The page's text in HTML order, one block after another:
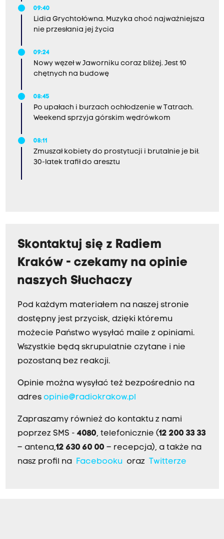
09:40
Lidia Grychtołówna. Muzyka choć najważniejsza
nie przesłania jej życia
09:24
Nowy węzeł w Jaworniku coraz bliżej. Jest 10
chętnych na budowę
08:45
Po upałach i burzach ochłodzenie w Tatrach.
Weekend sprzyja górskim wędrówkom
08:11
Zmuszał kobiety do prostytucji i brutalnie je bił.
30-latek trafił do aresztu
Skontaktuj się z Radiem
Kraków - czekamy na opinie
naszych Słuchaczy
Pod każdym materiałem na naszej stronie
dostępny jest przycisk, dzięki któremu
możecie Państwo wysyłać maile z opiniami.
Wszystkie będą skrupulatnie czytane i nie
pozostaną bez reakcji.
Opinie można wysyłać też bezpośrednio na
adres opinie@radiokrakow.pl
Zapraszamy również do kontaktu z nami
poprzez SMS - 4080, telefonicznie (12 200 33 33
– antena,12 630 60 00 – recepcja), a także na
nasz profil na Facebookuoraz Twitterze